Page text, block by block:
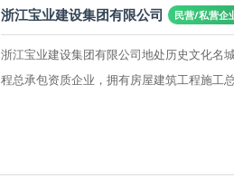
浙江宝业建设集团有限公司 民营/私营企
浙江宝业建设集团有限公司地处历史文化名
程总承包资质企业，拥有房屋建筑工程施工